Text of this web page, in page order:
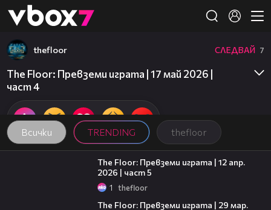
👾
Всички TRENDING thefloor
thefloor СЛЕДВАЙ 7
The Floor: Превземи играта | 17 май 2026 |
част 4
20:24
The Floor: Превземи играта | 12 апр.
2026 | част 5
1 thefloor
The Floor: Превземи играта | 29 мар.